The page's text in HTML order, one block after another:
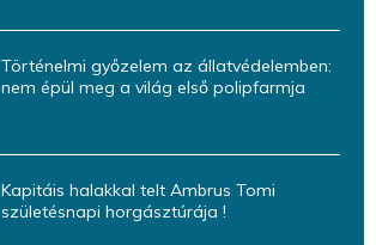
Történelmi győzelem az állatvédelemben:
nem épül meg a világ első polipfarmja
Kapitáis halakkal telt Ambrus Tomi
születésnapi horgásztúrája !